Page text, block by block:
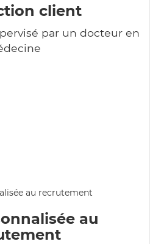
client
par un docteur en
au